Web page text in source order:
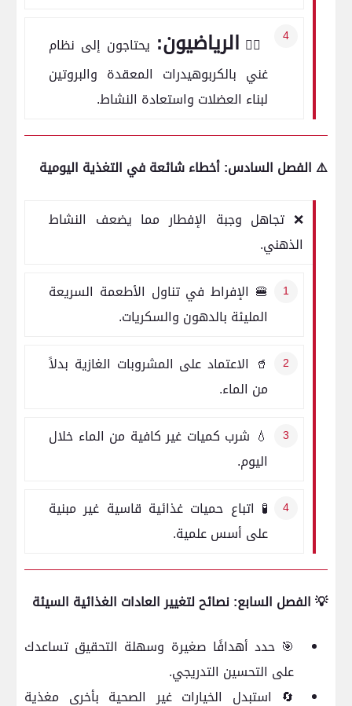
🏋️‍♂️ الرياضيون: يحتاجون إلى نظام
غني بالكربوهيدرات المعقدة والبروتين
لبناء العضلات واستعادة النشاط.
⚠️ الفصل السادس: أخطاء شائعة في التغذية اليومية
❌ تجاهل وجبة الإفطار مما يضعف النشاط
الذهني.
🍔 الإفراط في تناول الأطعمة السريعة
المليئة بالدهون والسكريات.
🥤 الاعتماد على المشروبات الغازية بدلاً
من الماء.
💧 شرب كميات غير كافية من الماء خلال
اليوم.
🧪 اتباع حميات غذائية قاسية غير مبنية
على أسس علمية.
💡 الفصل السابع: نصائح لتغيير العادات الغذائية السيئة
🎯 حدد أهدافًا صغيرة وسهلة التحقيق تساعدك
على التحسين التدريجي.
🔄 استبدل الخيارات غير الصحية بأخرى مغذية